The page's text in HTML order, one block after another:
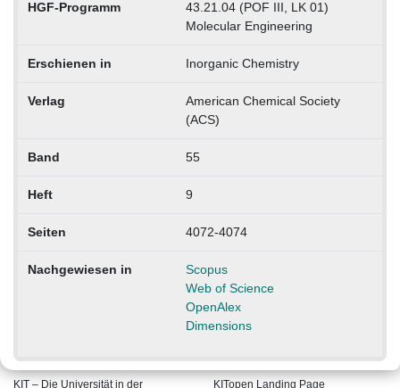
HGF-Programm
43.21.04 (POF III, LK 01)
Molecular Engineering
Erschienen in Inorganic Chemistry
Verlag
American Chemical Society
(ACS)
Band 55
Heft 9
Seiten 4072-4074
Nachgewiesen in
Scopus
Web of Science
OpenAlex
Dimensions
KIT – Die Universität in der KITopen Landing Page